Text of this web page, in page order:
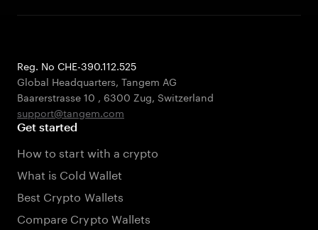
Reg. No CHE-390.112.525
Global Headquarters, Tangem AG
Baarerstrasse 10 , 6300 Zug, Switzerland
support@tangem.com
Get started
How to start with a crypto
What is Cold Wallet
Best Crypto Wallets
Compare Crypto Wallets